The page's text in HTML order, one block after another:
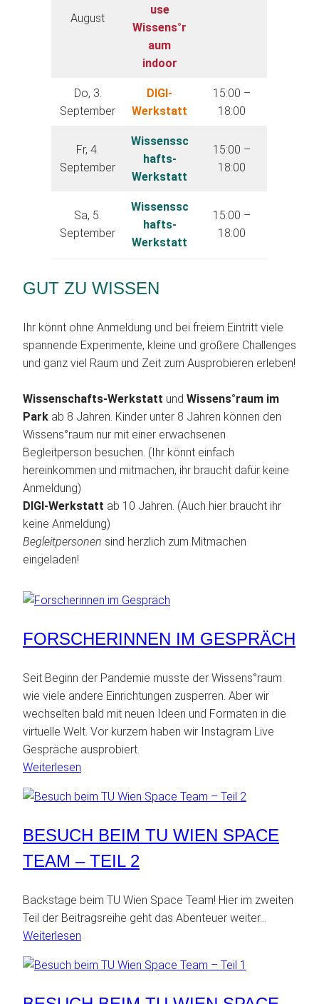
August
use
Wissens°r
aum
indoor
Do, 3.
September
DIGI-
Werkstatt
15:00 –
18:00
Fr, 4.
September
Wissenssc
hafts-
Werkstatt
15:00 –
18:00
Sa, 5.
September
Wissenssc
hafts-
Werkstatt
15:00 –
18:00
GUT ZU WISSEN
Ihr könnt ohne Anmeldung und bei freiem Eintritt viele
spannende Experimente, kleine und größere Challenges
und ganz viel Raum und Zeit zum Ausprobieren erleben!
Wissenschafts-Werkstatt und Wissens°raum im
Park ab 8 Jahren. Kinder unter 8 Jahren können den
Wissens°raum nur mit einer erwachsenen
Begleitperson besuchen. (Ihr könnt einfach
hereinkommen und mitmachen, ihr braucht dafür keine
Anmeldung)
DIGI-Werkstatt ab 10 Jahren. (Auch hier braucht ihr
keine Anmeldung)
Begleitpersonen sind herzlich zum Mitmachen
eingeladen!
FORSCHERINNEN IM GESPRÄCH
Seit Beginn der Pandemie musste der Wissens°raum
wie viele andere Einrichtungen zusperren. Aber wir
wechselten bald mit neuen Ideen und Formaten in die
virtuelle Welt. Vor kurzem haben wir Instagram Live
Gespräche ausprobiert.
Weiterlesen
im
BESUCH BEIM TU WIEN SPACE
TEAM – TEIL 2
Backstage beim TU Wien Space Team! Hier im zweiten
Teil der Beitragsreihe geht das Abenteuer weiter…
Weiterlesen
beim